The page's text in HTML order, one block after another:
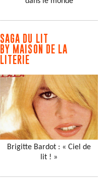
SAGA DU LIT
BY MAISON DE LA
LITERIE
Brigitte Bardot : « Ciel de
lit ! »